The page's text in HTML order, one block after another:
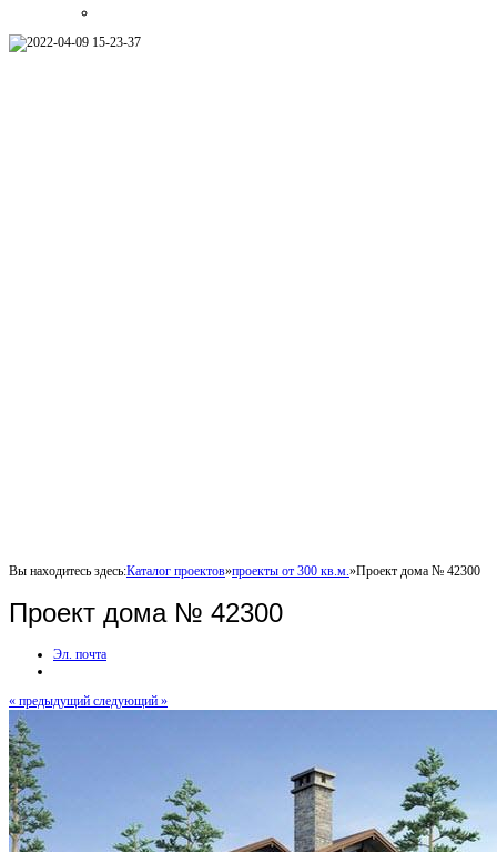
Вы находитесь здесь:Каталог проектов»проекты от 300 кв.м. »Проект дома № 42300
Проект дома № 42300
Эл. почта
« предыдущий следующий »